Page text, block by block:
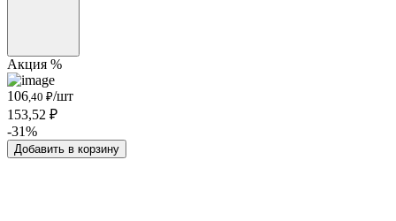
Акция %
106 ,40 ₽/шт
153,52 ₽
-31%
Добавить в корзину